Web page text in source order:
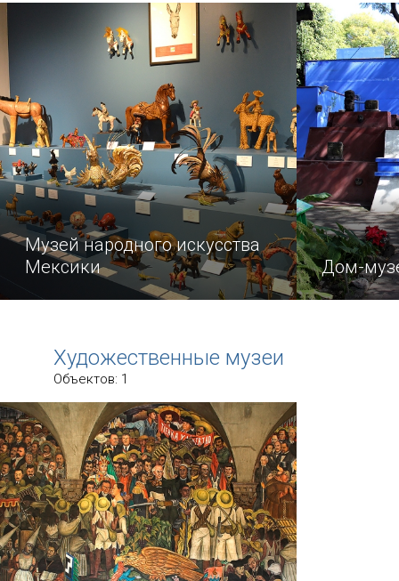
«город
Музей народного искусства
Мексики
Дом-
Художественные музеи
Объектов: 1